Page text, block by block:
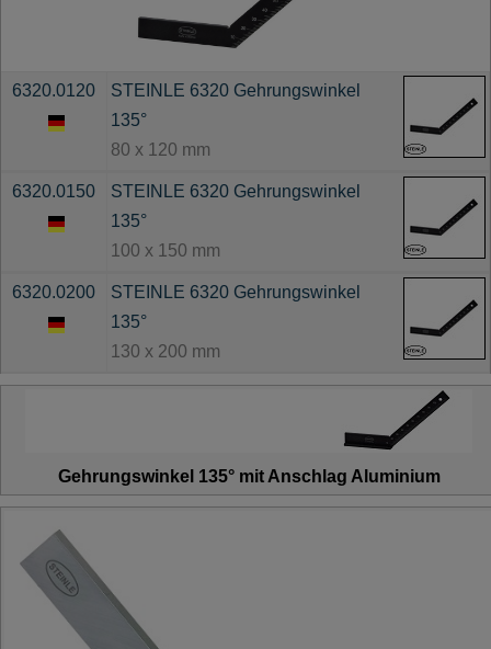
6320.0120
STEINLE 6320 Gehrungswinkel
135°
80 x 120 mm
6320.0150
STEINLE 6320 Gehrungswinkel
135°
100 x 150 mm
6320.0200
STEINLE 6320 Gehrungswinkel
135°
130 x 200 mm
Gehrungswinkel 135° mit Anschlag Aluminium